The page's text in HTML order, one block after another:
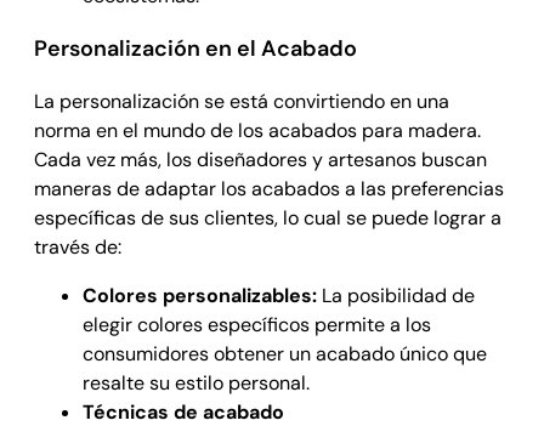
Personalización en el Acabado
La personalización se está convirtiendo en una
norma en el mundo de los acabados para madera.
Cada vez más, los diseñadores y artesanos buscan
maneras de adaptar los acabados a las preferencias
específicas de sus clientes, lo cual se puede lograr a
través de:
Colores personalizables: La posibilidad de
elegir colores específicos permite a los
consumidores obtener un acabado único que
resalte su estilo personal.
Técnicas de acabado